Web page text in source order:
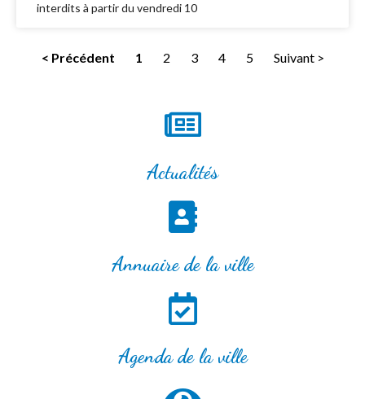
interdits à partir du vendredi 10
< Précédent 1 2 3 4 5 Suivant >
Actualités
Annuaire de la ville
Agenda de la ville